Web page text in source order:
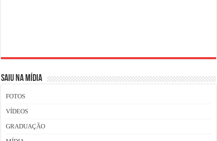
SAIU NA MÍDIA
FOTOS
VÍDEOS
GRADUAÇÃO